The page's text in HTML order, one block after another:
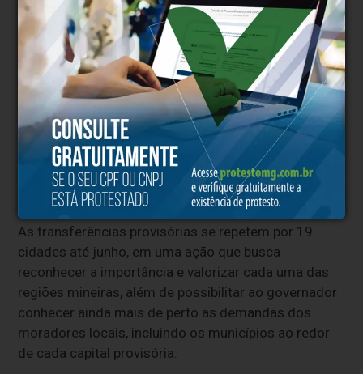
atenção primária, especialmente em regiões com
menor oferta de serviços de saúde.
Governo Presente
A vistoria das obras da UBS em Santa Rosa da Serra
faz parte da programação de transferência da capital
do estado para Paracatu, também na região Noroeste
de Minas Gerais, dentro da iniciativaGoverno
Presente.
As transferências provisórias se repetem por 19
cidades até junho, em uma ação que busca
reconhecer a importância e valorizar cada uma das
regiões mineiras, além de possibilitar ao governador
conhecer ainda mais de perto as demandas dos
moradores locais, incluindo os municípios ao redor
de cada capital provisória.